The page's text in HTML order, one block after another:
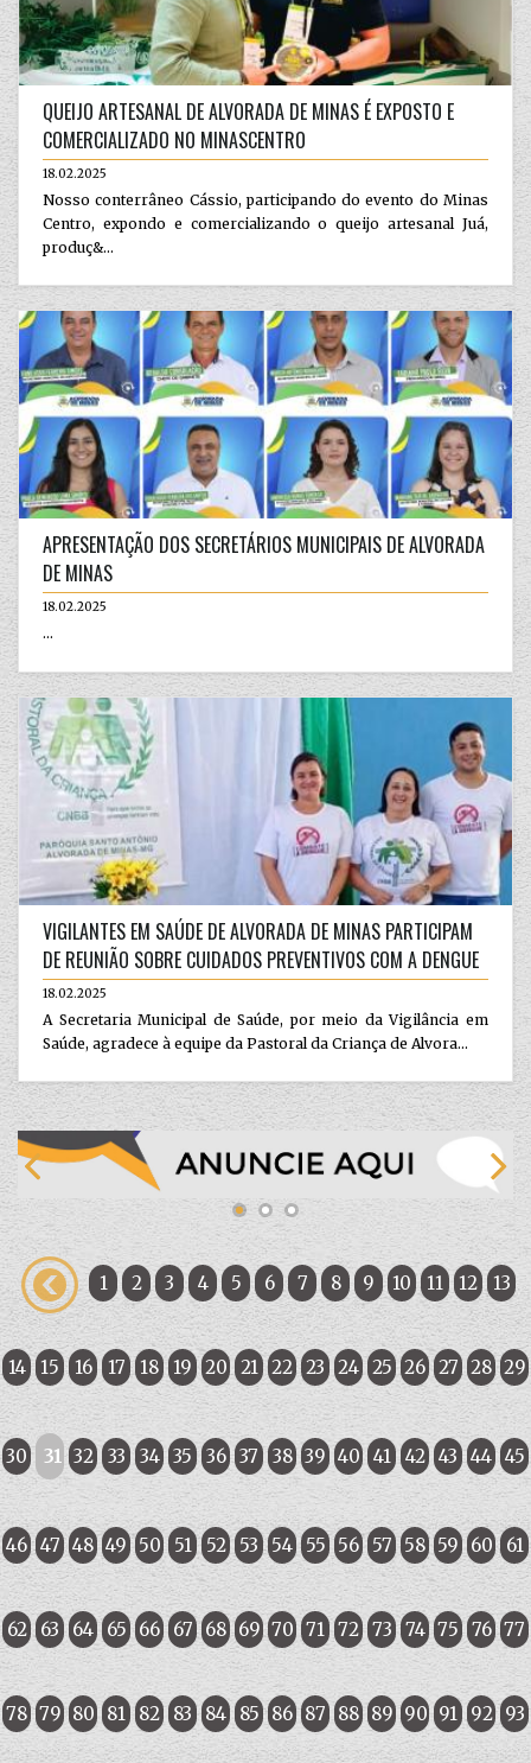
QUEIJO ARTESANAL DE ALVORADA DE MINAS É EXPOSTO E
COMERCIALIZADO NO MINASCENTRO
18.02.2025
Nosso conterrâneo Cássio, participando do evento do Minas
Centro, expondo e comercializando o queijo artesanal Juá,
produç&...
APRESENTAÇÃO DOS SECRETÁRIOS MUNICIPAIS DE ALVORADA
DE MINAS
18.02.2025
...
VIGILANTES EM SAÚDE DE ALVORADA DE MINAS PARTICIPAM
DE REUNIÃO SOBRE CUIDADOS PREVENTIVOS COM A DENGUE
18.02.2025
A Secretaria Municipal de Saúde, por meio da Vigilância em
Saúde, agradece à equipe da Pastoral da Criança de Alvora...
1 2 3 4 5 6 7 8 9 10 11 12 13
14 15 16 17 18 19 20 21 22 23 24 25 26 27 28 29
30 31 32 33 34 35 36 37 38 39 40 41 42 43 44 45
46 47 48 49 50 51 52 53 54 55 56 57 58 59 60 61
62 63 64 65 66 67 68 69 70 71 72 73 74 75 76 77
78 79 80 81 82 83 84 85 86 87 88 89 90 91 92 93